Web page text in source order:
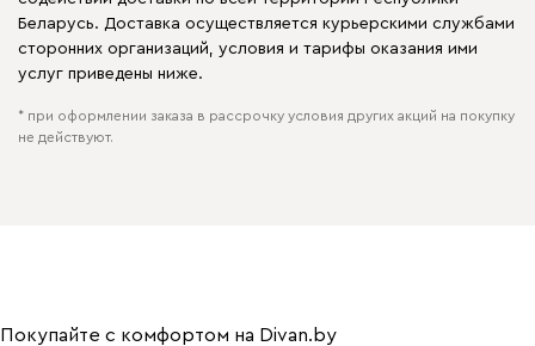
Беларусь. Доставка осуществляется курьерскими службами
сторонних организаций, условия и тарифы оказания ими
услуг приведены ниже.
* при оформлении заказа в рассрочку условия других акций на покупку
не действуют.
Покупайте с комфортом на Divan.by